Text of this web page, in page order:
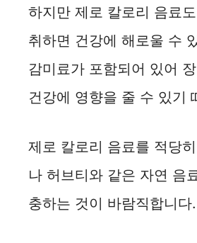
하지만 제로 칼로리 음료
취하면 건강에 해로울 수
감미료가 포함되어 있어
건강에 영향을 줄 수 있기
제로 칼로리 음료를 적당
나 허브티와 같은 자연 음
충하는 것이 바람직합니다.